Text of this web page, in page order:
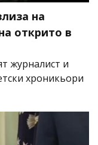
на
открито в
журналист и
хроникьори